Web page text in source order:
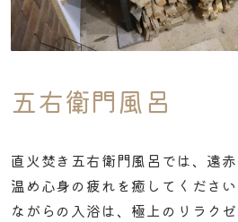
五右衛門風呂
直火焚き五右衛門風呂では、遠
温め心身の疲れを癒してくださ
ながらの入浴は、極上のリラク